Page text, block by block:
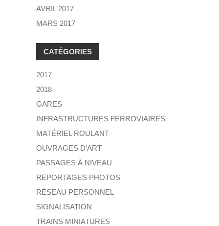
AVRIL 2017
MARS 2017
CATÉGORIES
2017
2018
GARES
INFRASTRUCTURES FERROVIAIRES
MATÉRIEL ROULANT
OUVRAGES D'ART
PASSAGES À NIVEAU
REPORTAGES PHOTOS
RÉSEAU PERSONNEL
SIGNALISATION
TRAINS MINIATURES